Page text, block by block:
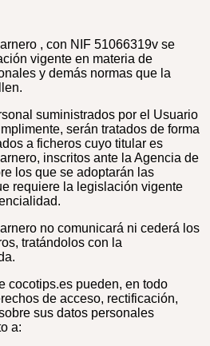
, con NIF 51066319v se
vigente en materia de
y demás normas que la
suministrados por el Usuario
serán tratados de forma
a ficheros cuyo titular es
inscritos ante la Agencia de
los que se adoptarán las
requiere la legislación vigente
no comunicará ni cederá los
tratándolos con la
cocotips.es pueden, en todo
de acceso, rectificación,
sus datos personales
a: